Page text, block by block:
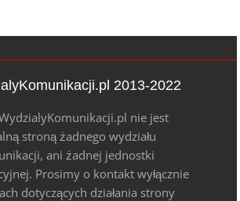
2013-2022
nie jest
stroną żadnego wydziału
ani żadnej jednostki
Prosimy o kontakt wyłącznie
dotyczących działania strony